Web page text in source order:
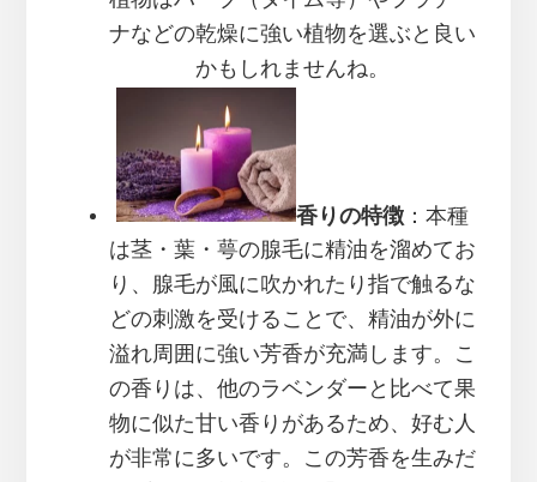
ナなどの乾燥に強い植物を選ぶと良い
かもしれませんね。
香りの特徴 ：本種
は茎・葉・萼の腺毛に精油を溜めてお
り、腺毛が風に吹かれたり指で触るな
どの刺激を受けることで、精油が外に
溢れ周囲に強い芳香が充満します。こ
の香りは、他のラベンダーと比べて果
物に似た甘い香りがあるため、好む人
が非常に多いです。この芳香を生みだ